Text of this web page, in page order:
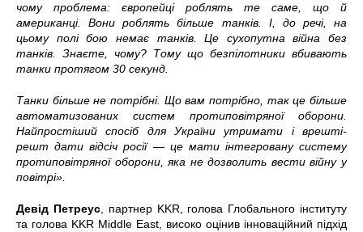
чому проблема: європейці роблять те саме, що й
американці. Вони роблять більше танків. І, до речі, на
цьому полі бою немає танків. Це сухопутна війна без
танків. Знаєте, чому? Тому що безпілотники вбивають
танки протягом 30 секунд.
Танки більше не потрібні. Що вам потрібно, так це більше
автоматизованих систем протиповітряної оборони.
Найпростіший спосіб для України утримати і врешті-
решт дати відсіч росії — це мати інтегровану систему
протиповітряної оборони, яка не дозволить вести війну у
повітрі».
Девід Петреус, партнер KKR, голова Глобального інституту
та голова KKR Middle East, високо оцінив інноваційний підхід